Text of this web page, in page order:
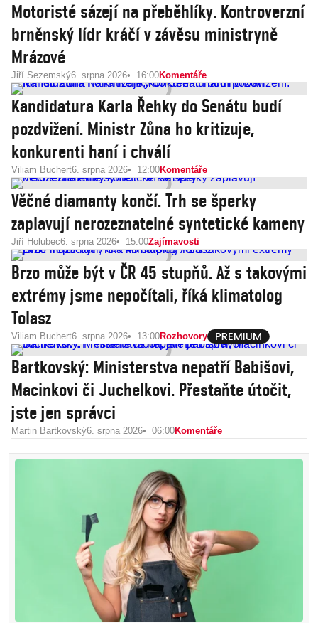
Motoristé sázejí na přeběhlíky. Kontroverzní
brněnský lídr kráčí v závěsu ministryně
Mrázové
Jiří Sezemský6. srpna 2026 16:00Komentáře
Kandidatura Karla Řehky do Senátu budí
pozdvižení. Ministr Zůna ho kritizuje,
konkurenti haní i chválí
Viliam Buchert6. srpna 2026 12:00Komentáře
Věčné diamanty končí. Trh se šperky
zaplavují nerozeznatelné syntetické kameny
Jiří Holubec6. srpna 2026 15:00Zajímavosti
Brzo může být v ČR 45 stupňů. Až s takovými
extrémy jsme nepočítali, říká klimatolog
Tolasz
Viliam Buchert6. srpna 2026 13:00Rozhovory
Bartkovský: Ministerstva nepatří Babišovi,
Macinkovi či Juchelkovi. Přestaňte útočit,
jste jen správci
Martin Bartkovský6. srpna 2026 06:00Komentáře